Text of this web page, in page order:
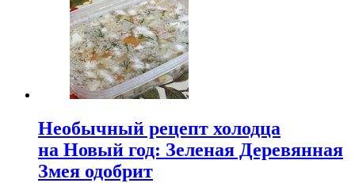
Необычный рецепт холодца
на Новый год: Зеленая Деревянная
Змея одобрит